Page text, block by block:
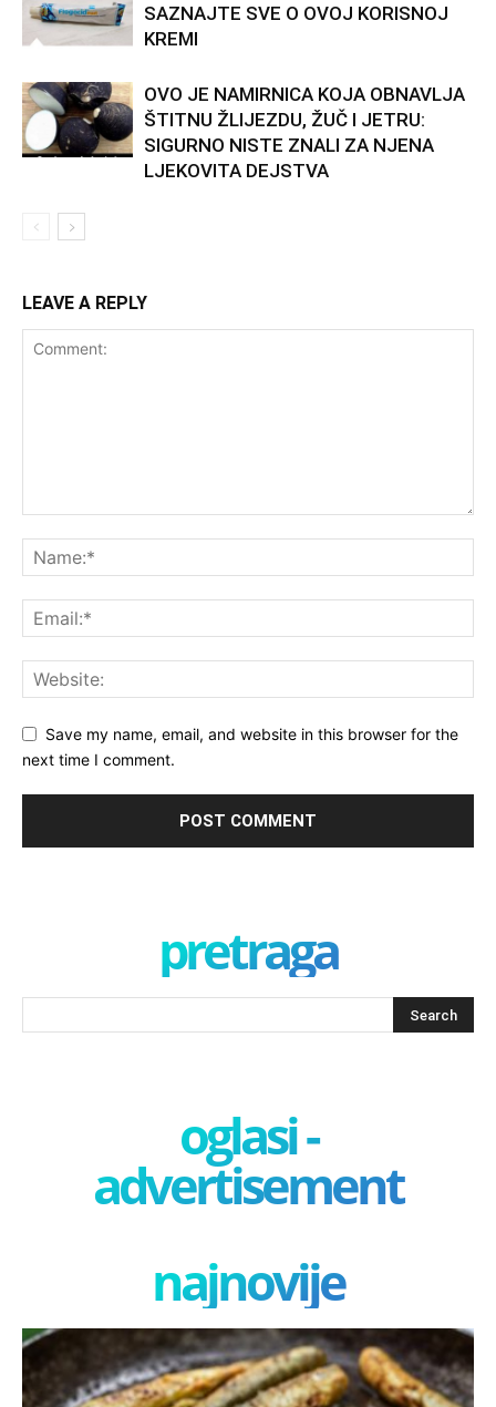
SAZNAJTE SVE O OVOJ KORISNOJ
KREMI
OVO JE NAMIRNICA KOJA OBNAVLJA
ŠTITNU ŽLIJEZDU, ŽUČ I JETRU:
SIGURNO NISTE ZNALI ZA NJENA
LJEKOVITA DEJSTVA
LEAVE A REPLY
Save my name, email, and website in this browser for the
next time I comment.
pretraga
oglasi -
advertisement
najnovije